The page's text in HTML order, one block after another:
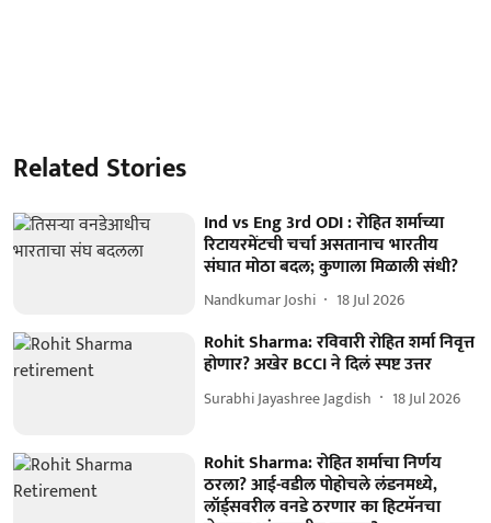
Related Stories
Ind vs Eng 3rd ODI : रोहित शर्माच्या
रिटायरमेंटची चर्चा असतानाच भारतीय
संघात मोठा बदल; कुणाला मिळाली संधी?
Nandkumar Joshi 18 Jul 2026
Rohit Sharma: रविवारी रोहित शर्मा निवृत्त
होणार? अखेर BCCI ने दिलं स्पष्ट उत्तर
Surabhi Jayashree Jagdish 18 Jul 2026
Rohit Sharma: रोहित शर्माचा निर्णय
ठरला? आई-वडील पोहोचले लंडनमध्ये,
लॉर्ड्सवरील वनडे ठरणार का हिटमॅनचा